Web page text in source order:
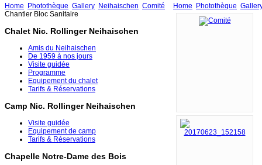
Home Photothèque Gallery Neihaischen Comité
Chantier Bloc Sanitaire
Chalet Nic. Rollinger Neihaischen
Amis du Neihaischen
De 1959 à nos jours
Visite guidée
Programme
Equipement du chalet
Tarifs & Réservations
Camp Nic. Rollinger Neihaischen
Visite guidée
Equipement de camp
Tarifs & Réservations
Chapelle Notre-Dame des Bois
Home Photothèque